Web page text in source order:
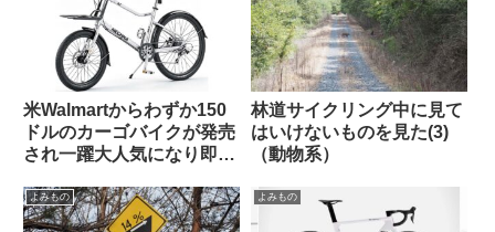
米Walmartからわずか150
ドルのカーゴバイクが発売
され一躍大人気になり即日
林道サイクリング中に見て
はいけないものを見た(3)
（動物系）
よみもの よみもの